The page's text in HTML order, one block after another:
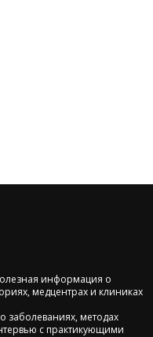
информация о
медцентрах и клиниках
заболеваниях, методах
с практикующими